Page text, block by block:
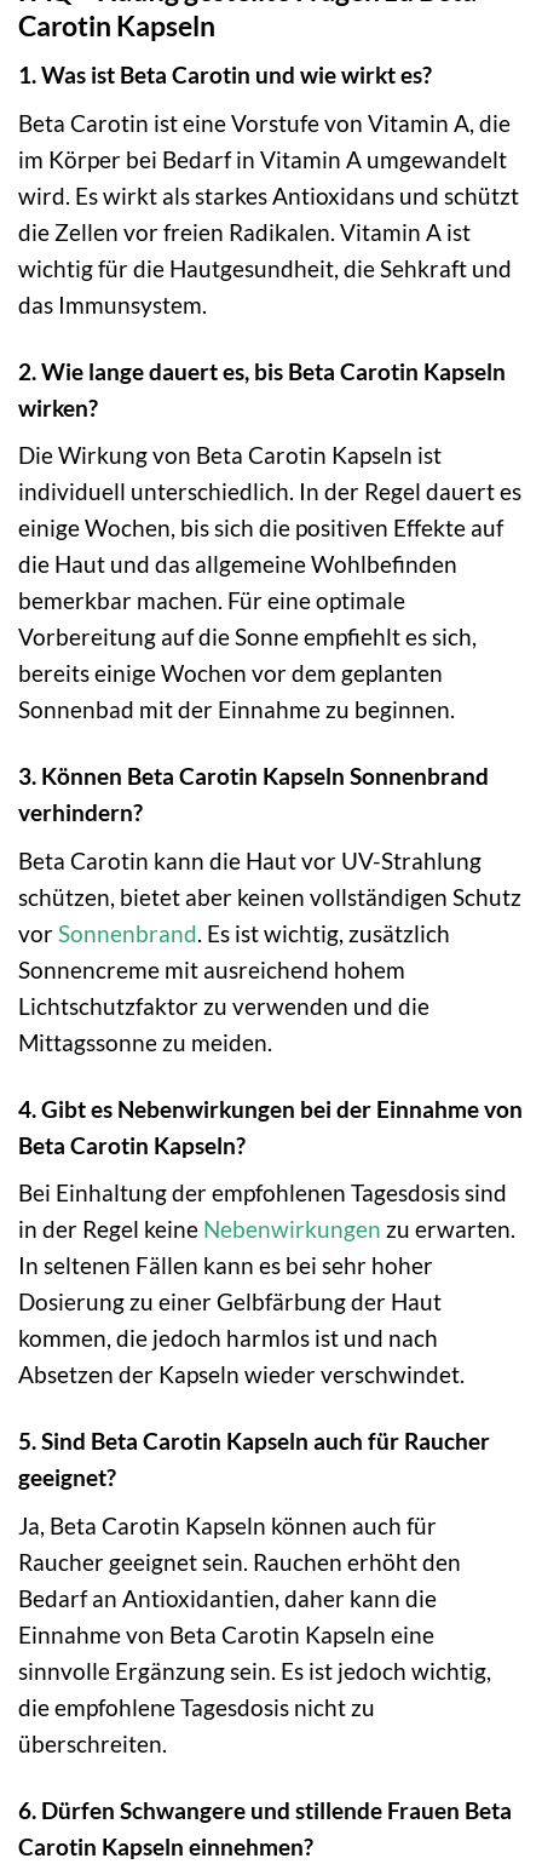
Carotin Kapseln
1. Was ist Beta Carotin und wie wirkt es?
Beta Carotin ist eine Vorstufe von Vitamin A, die
im Körper bei Bedarf in Vitamin A umgewandelt
wird. Es wirkt als starkes Antioxidans und schützt
die Zellen vor freien Radikalen. Vitamin A ist
wichtig für die Hautgesundheit, die Sehkraft und
das Immunsystem.
2. Wie lange dauert es, bis Beta Carotin Kapseln
wirken?
Die Wirkung von Beta Carotin Kapseln ist
individuell unterschiedlich. In der Regel dauert es
einige Wochen, bis sich die positiven Effekte auf
die Haut und das allgemeine Wohlbefinden
bemerkbar machen. Für eine optimale
Vorbereitung auf die Sonne empfiehlt es sich,
bereits einige Wochen vor dem geplanten
Sonnenbad mit der Einnahme zu beginnen.
3. Können Beta Carotin Kapseln Sonnenbrand
verhindern?
Beta Carotin kann die Haut vor UV-Strahlung
schützen, bietet aber keinen vollständigen Schutz
vorSonnenbrand. Es ist wichtig, zusätzlich
Sonnencreme mit ausreichend hohem
Lichtschutzfaktor zu verwenden und die
Mittagssonne zu meiden.
4. Gibt es Nebenwirkungen bei der Einnahme von
Beta Carotin Kapseln?
Bei Einhaltung der empfohlenen Tagesdosis sind
in der Regel keine Nebenwirkungen zu erwarten.
In seltenen Fällen kann es bei sehr hoher
Dosierung zu einer Gelbfärbung der Haut
kommen, die jedoch harmlos ist und nach
Absetzen der Kapseln wieder verschwindet.
5. Sind Beta Carotin Kapseln auch für Raucher
geeignet?
Ja, Beta Carotin Kapseln können auch für
Raucher geeignet sein. Rauchen erhöht den
Bedarf an Antioxidantien, daher kann die
Einnahme von Beta Carotin Kapseln eine
sinnvolle Ergänzung sein. Es ist jedoch wichtig,
die empfohlene Tagesdosis nicht zu
überschreiten.
6. Dürfen Schwangere und stillende Frauen Beta
Carotin Kapseln einnehmen?